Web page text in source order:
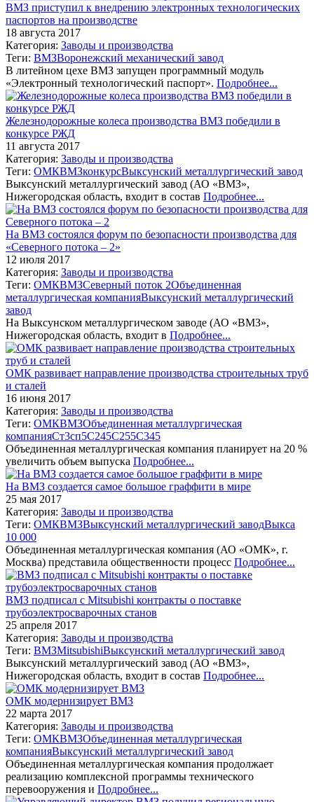
ВМЗ приступил к внедрению электронных технологических
паспортов на производстве
18 августа 2017
Категория: Заводы и производства
Теги: ВМЗВоронежский механический завод
В литейном цехе ВМЗ запущен программный модуль
«Электронный технологический паспорт». Подробнее...
Железнодорожные колеса производства ВМЗ победили в
конкурсе РЖД
11 августа 2017
Категория: Заводы и производства
Теги: ОМКВМЗконкурсВыксунский металлургический завод
Выксунский металлургический завод (АО «ВМЗ»,
Нижегородская область, входит в состав Подробнее...
На ВМЗ состоялся форум по безопасности производства для
«Северного потока – 2»
12 июля 2017
Категория: Заводы и производства
Теги: ОМКВМЗСеверный поток 2Объединенная
металлургическая компанияВыксунский металлургический
завод
На Выксунском металлургическом заводе (АО «ВМЗ»,
Нижегородская область, входит в Подробнее...
ОМК развивает направление производства строительных труб
и сталей
16 июня 2017
Категория: Заводы и производства
Теги: ОМКВМЗОбъединенная металлургическая
компанияСт3сп5С245С255С345
Объединенная металлургическая компания планирует на 20 %
увеличить объем выпуска Подробнее...
На ВМЗ создается самое большое граффити в мире
25 мая 2017
Категория: Заводы и производства
Теги: ОМКВМЗВыксунский металлургический заводВыкса
10 000
Объединенная металлургическая компания (АО «ОМК», г.
Москва) представила общественности процесс Подробнее...
ВМЗ подписал с Mitsubishi контракты о поставке
трубоэлектросварочных станов
25 апреля 2017
Категория: Заводы и производства
Теги: ВМЗMitsubishiВыксунский металлургический завод
Выксунский металлургический завод (АО «ВМЗ»,
Нижегородская область, входит в состав Подробнее...
ОМК модернизирует ВМЗ
22 марта 2017
Категория: Заводы и производства
Теги: ОМКВМЗОбъединенная металлургическая
компанияВыксунский металлургический завод
Объединенная металлургическая компания продолжает
реализацию комплексной программы технического
перевооружения и Подробнее...